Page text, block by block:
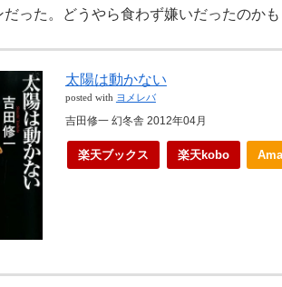
った。どうやら食わず嫌いだったのかも
太陽は動かない
posted with ヨメレバ
吉田修一 幻冬舎 2012年04月
楽天ブックス 楽天kobo